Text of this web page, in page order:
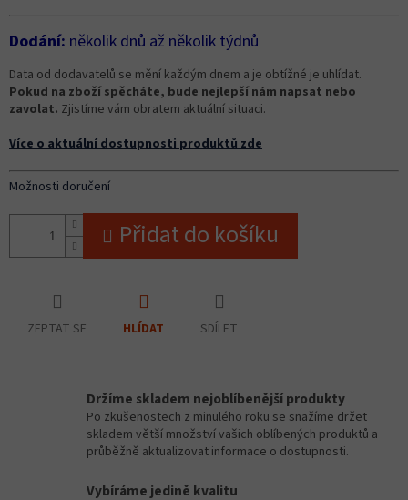
Dodání: několik dnů až několik týdnů
Data od dodavatelů se mění každým dnem a je obtížné je uhlídat.
Pokud na zboží spěcháte, bude nejlepší nám napsat nebo
zavolat. Zjistíme vám obratem aktuální situaci.
Více o aktuální dostupnosti produktů zde
Možnosti doručení
Přidat do košíku
ZEPTAT SE HLÍDAT SDÍLET
Držíme skladem nejoblíbenější produkty
Po zkušenostech z minulého roku se snažíme držet
skladem větší množství vašich oblíbených produktů a
průběžně aktualizovat informace o dostupnosti.
Vybíráme jedině kvalitu